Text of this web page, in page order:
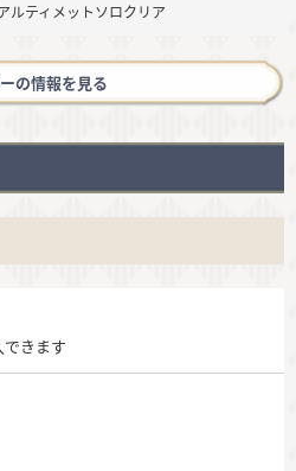
ルティメットソロクリア
の情報を見る
きます